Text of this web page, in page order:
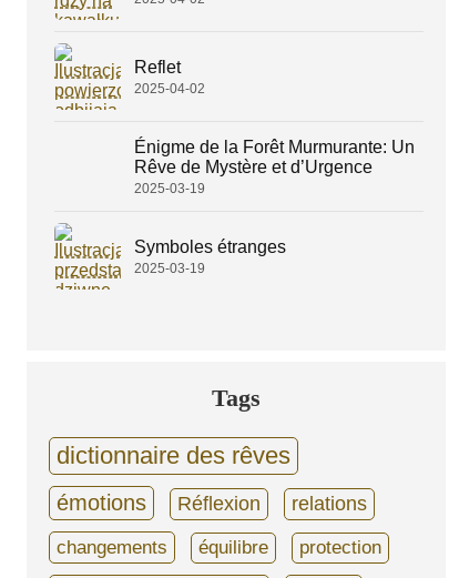
Reflet
2025-04-02
Énigme de la Forêt Murmurante: Un
Rêve de Mystère et d’Urgence
2025-03-19
Symboles étranges
2025-03-19
Tags
dictionnaire des rêves
émotions Réflexion
relations
changements
équilibre protection